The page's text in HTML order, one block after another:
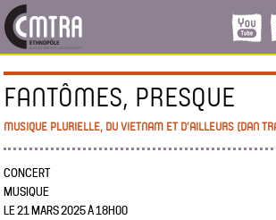
FANTÔMES, PRESQUE
MUSIQUE PLURIELLE, DU VIETNAM ET D’AILLEURS (DAN
CONCERT
MUSIQUE
LE 21 MARS 2025 À 18H00